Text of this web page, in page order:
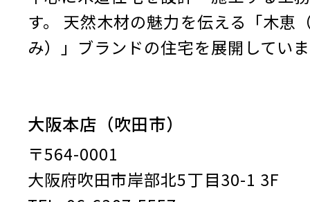
す。
天然木材の魅力を伝える「木恵
み）」ブランドの住宅を展開してい
大阪本店（吹田市）
〒564-0001
大阪府吹田市岸部北5丁目30-1 3F